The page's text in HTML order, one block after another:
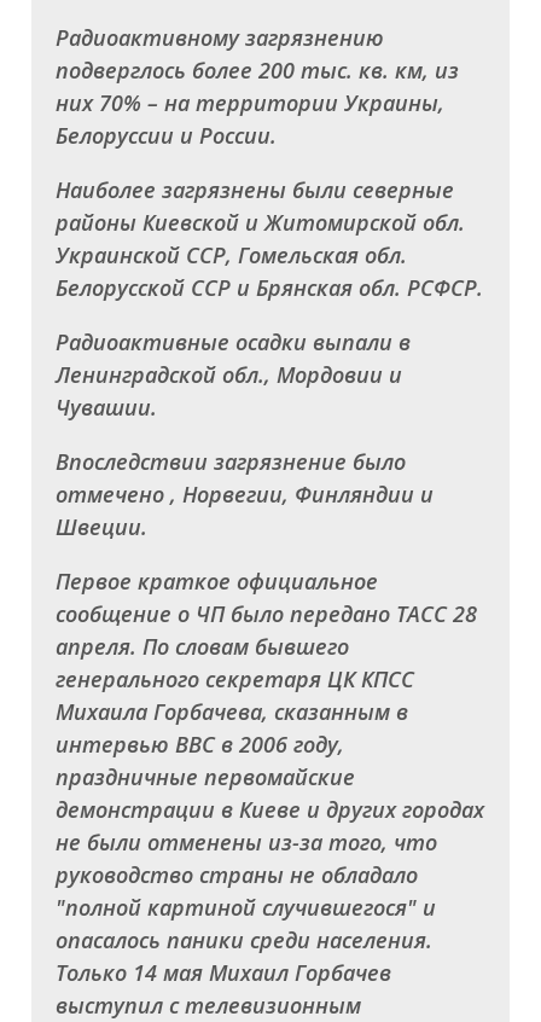
Радиоактивному загрязнению
подверглось более 200 тыс. кв. км, из
них 70% – на территории Украины,
Белоруссии и России.
Наиболее загрязнены были северные
районы Киевской и Житомирской обл.
Украинской ССР, Гомельская обл.
Белорусской ССР и Брянская обл. РСФСР.
Радиоактивные осадки выпали в
Ленинградской обл., Мордовии и
Чувашии.
Впоследствии загрязнение было
отмечено , Норвегии, Финляндии и
Швеции.
Первое краткое официальное
сообщение о ЧП было передано ТАСС 28
апреля. По словам бывшего
генерального секретаря ЦК КПСС
Михаила Горбачева, сказанным в
интервью BBC в 2006 году,
праздничные первомайские
демонстрации в Киеве и других городах
не были отменены из-за того, что
руководство страны не обладало
"полной картиной случившегося" и
опасалось паники среди населения.
Только 14 мая Михаил Горбачев
выступил с телевизионным